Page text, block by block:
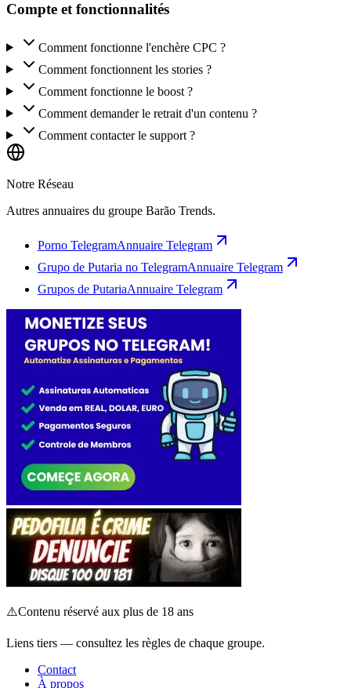
Compte et fonctionnalités
Comment fonctionne l'enchère CPC ?
Comment fonctionnent les stories ?
Comment fonctionne le boost ?
Comment demander le retrait d'un contenu ?
Comment contacter le support ?
Notre Réseau
Autres annuaires du groupe Barão Trends.
Porno TelegramAnnuaire Telegram
Grupo de Putaria no TelegramAnnuaire Telegram
Grupos de PutariaAnnuaire Telegram
⚠️Contenu réservé aux plus de 18 ans
Liens tiers — consultez les règles de chaque groupe.
Contact
À propos